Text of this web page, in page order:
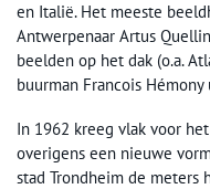
en Italië. Het meeste
Antwerpenaar Artus
beelden op het dak (o.a.
buurman Francois
In 1962 kreeg vlak voor
overigens een nieuwe
stad Trondheim de meters